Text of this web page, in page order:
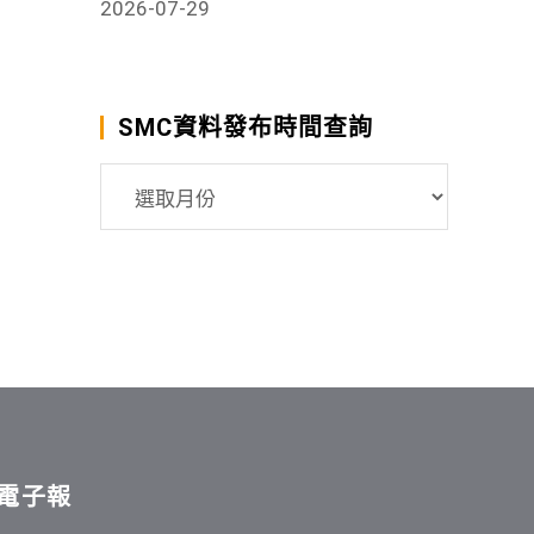
2026-07-29
SMC資料發布時間查詢
子報